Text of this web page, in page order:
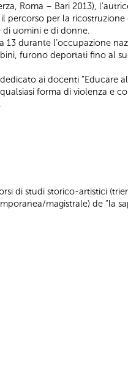
Roma – Bari 2013),
percorso per la
di uomini e di donne.
durante l’occupazione
furono deportati fino al
ai docenti “Educare
forma di violenza e
di studi storico-artistici
magistrale) de “la